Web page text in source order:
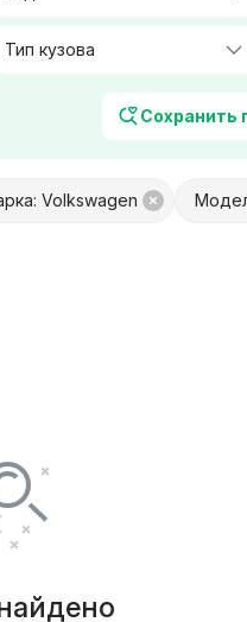
Тип кузова
Сохранить
Volkswagen